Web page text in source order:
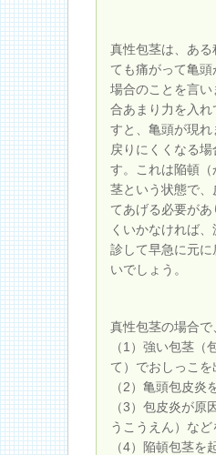
真性包茎は、ある
ても痛がって亀
場合のことを言
合あまり力を入れ
すと、亀頭が現れ
戻りにくくなる場
す。これは陥頓
茎という状態で、
てあげる必要があ
くいかなければ
診して早急に元に
いでしょう。
真性包茎の場合で
（1）強い包茎（
て）でおしっこ
（2）亀頭包皮炎
（3）包皮炎が原
うこうえん）など
（4）陥頓包茎を